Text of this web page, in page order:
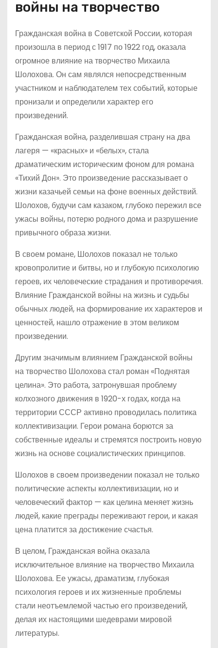
войны на творчество
Гражданская война в Советской России, которая
произошла в период с 1917 по 1922 год, оказала
огромное влияние на творчество Михаила
Шолохова. Он сам являлся непосредственным
участником и наблюдателем тех событий, которые
пронизали и определили характер его
произведений.
Гражданская война, разделившая страну на два
лагеря — «красных» и «белых», стала
драматическим историческим фоном для романа
«Тихий Дон». Это произведение рассказывает о
жизни казачьей семьи на фоне военных действий.
Шолохов, будучи сам казаком, глубоко пережил все
ужасы войны, потерю родного дома и разрушение
привычного образа жизни.
В своем романе, Шолохов показал не только
кровопролитие и битвы, но и глубокую психологию
героев, их человеческие страдания и противоречия.
Влияние Гражданской войны на жизнь и судьбы
обычных людей, на формирование их характеров и
ценностей, нашло отражение в этом великом
произведении.
Другим значимым влиянием Гражданской войны
на творчество Шолохова стал роман «Поднятая
целина». Это работа, затронувшая проблему
колхозного движения в 1920-х годах, когда на
территории СССР активно проводилась политика
коллективизации. Герои романа борются за
собственные идеалы и стремятся построить новую
жизнь на основе социалистических принципов.
Шолохов в своем произведении показал не только
политические аспекты коллективизации, но и
человеческий фактор — как целина меняет жизнь
людей, какие преграды переживают герои, и какая
цена платится за достижение счастья.
В целом, Гражданская война оказала
исключительное влияние на творчество Михаила
Шолохова. Ее ужасы, драматизм, глубокая
психология героев и их жизненные проблемы
стали неотъемлемой частью его произведений,
делая их настоящими шедеврами мировой
литературы.